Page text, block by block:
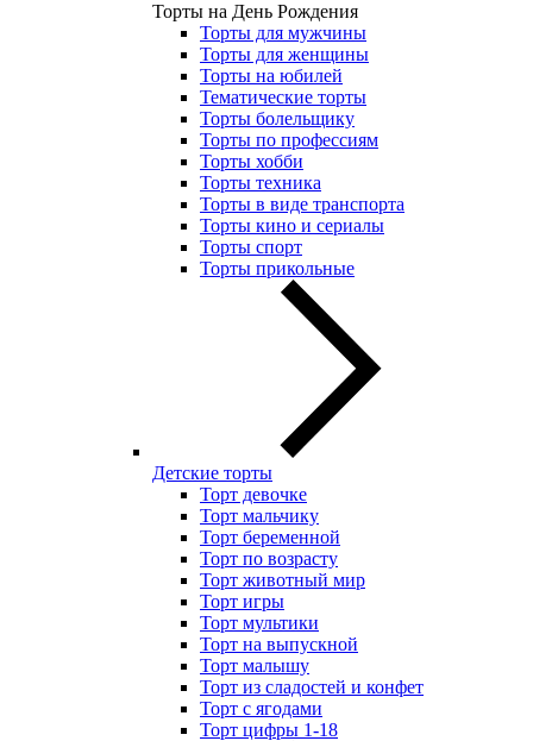
Торты на День Рождения
Торты для мужчины
Торты для женщины
Торты на юбилей
Тематические торты
Торты болельщику
Торты по профессиям
Торты хобби
Торты техника
Торты в виде транспорта
Торты кино и сериалы
Торты спорт
Торты прикольные
Детские торты
Торт девочке
Торт мальчику
Торт беременной
Торт по возрасту
Торт животный мир
Торт игры
Торт мультики
Торт на выпускной
Торт малышу
Торт из сладостей и конфет
Торт с ягодами
Торт цифры 1-18